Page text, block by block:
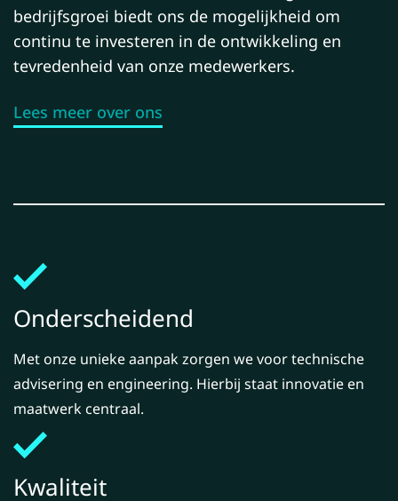
bedrijfsgroei biedt ons de mogelijkheid om
continu te investeren in de ontwikkeling en
tevredenheid van onze medewerkers.
Lees meer over ons
Onderscheidend
Met onze unieke aanpak zorgen we voor technische
advisering en engineering. Hierbij staat innovatie en
maatwerk centraal.
Kwaliteit